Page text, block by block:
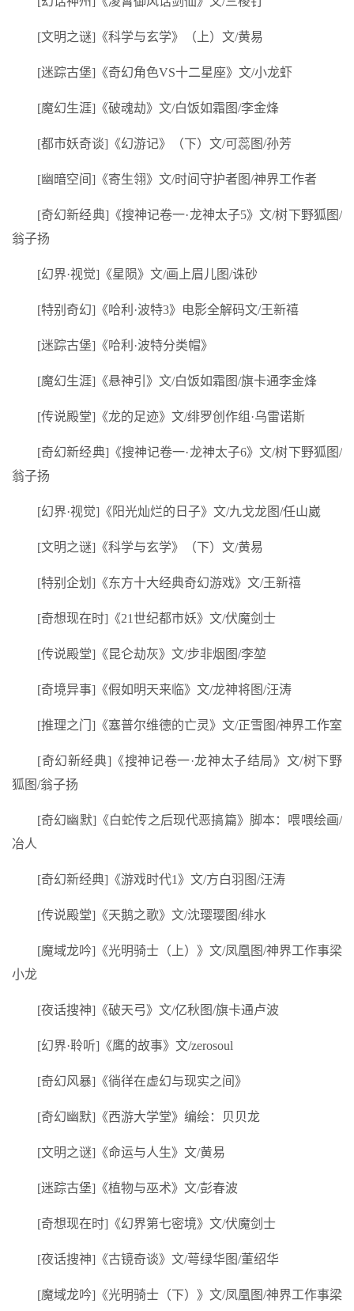
[文明之谜]《科学与玄学》（上）文/黄易
[迷踪古堡]《奇幻角色VS十二星座》文/小龙虾
[魔幻生涯]《破魂劫》文/白饭如霜图/李金烽
[都市妖奇谈]《幻游记》（下）文/可蕊图/孙芳
[幽暗空间]《寄生翎》文/时间守护者图/神界工作者
[奇幻新经典]《搜神记卷一·龙神太子5》文/树下野狐图/
翁子扬
[幻界·视觉]《星陨》文/画上眉儿图/诛砂
[特别奇幻]《哈利·波特3》电影全解码文/王新禧
[迷踪古堡]《哈利·波特分类帽》
[魔幻生涯]《悬神引》文/白饭如霜图/旗卡通李金烽
[传说殿堂]《龙的足迹》文/绯罗创作组·乌雷诺斯
[奇幻新经典]《搜神记卷一·龙神太子6》文/树下野狐图/
翁子扬
[幻界·视觉]《阳光灿烂的日子》文/九戈龙图/任山崴
[文明之谜]《科学与玄学》（下）文/黄易
[特别企划]《东方十大经典奇幻游戏》文/王新禧
[奇想现在时]《21世纪都市妖》文/伏魔剑士
[传说殿堂]《昆仑劫灰》文/步非烟图/李堃
[奇境异事]《假如明天来临》文/龙神将图/汪涛
[推理之门]《塞普尔维德的亡灵》文/正雪图/神界工作室
[奇幻新经典]《搜神记卷一·龙神太子结局》文/树下野
狐图/翁子扬
[奇幻幽默]《白蛇传之后现代恶搞篇》脚本：喂喂绘画/
冶人
[奇幻新经典]《游戏时代1》文/方白羽图/汪涛
[传说殿堂]《天鹅之歌》文/沈璎璎图/绯水
[魔域龙吟]《光明骑士（上）》文/凤凰图/神界工作事梁
小龙
[夜话搜神]《破天弓》文/亿秋图/旗卡通卢波
[幻界·聆听]《鹰的故事》文/zerosoul
[奇幻风暴]《徜徉在虚幻与现实之间》
[奇幻幽默]《西游大学堂》编绘：贝贝龙
[文明之谜]《命运与人生》文/黄易
[迷踪古堡]《植物与巫术》文/彭春波
[奇想现在时]《幻界第七密境》文/伏魔剑士
[夜话搜神]《古镜奇谈》文/萼绿华图/董绍华
[魔域龙吟]《光明骑士（下）》文/凤凰图/神界工作事梁